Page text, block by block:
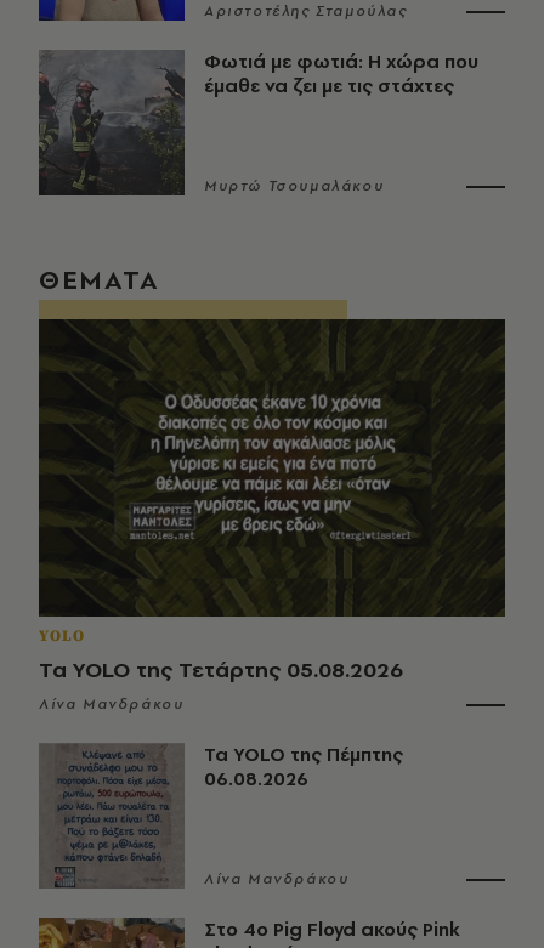
Αριστοτέλης Σταμούλας
Φωτιά με φωτιά: Η χώρα που
έμαθε να ζει με τις στάχτες
Μυρτώ Τσουμαλάκου
ΘΕΜΑΤΑ
YOLO
Τα YOLO της Τετάρτης 05.08.2026
Λίνα Μανδράκου
Τα YOLO της Πέμπτης
06.08.2026
Λίνα Μανδράκου
Στο 4ο Pig Floyd ακούς Pink